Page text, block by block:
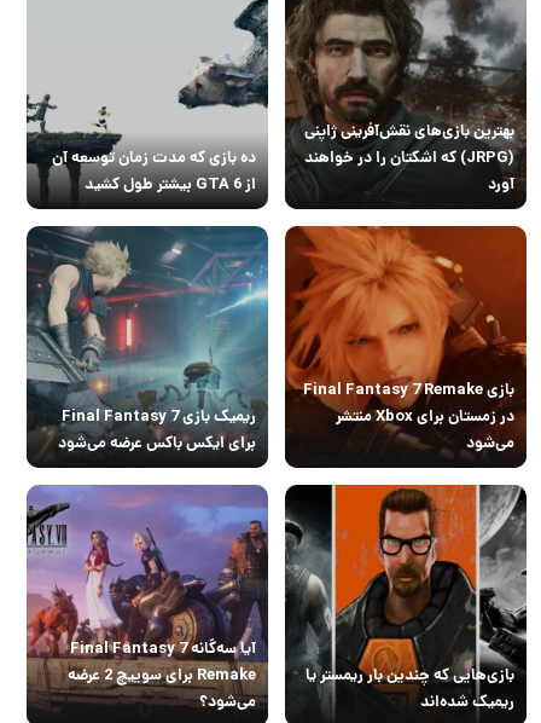
بهترین بازی‌های نقش‌آفرینی ژاپنی
(JRPG) که اشکتان را در خواهند
آورد
ده بازی که مدت زمان توسعه آن
از GTA 6 بیشتر طول کشید
بازی Final Fantasy 7 Remake
در زمستان برای Xbox منتشر
می‌شود
ریمیک بازی Final Fantasy 7
برای ایکس باکس عرضه می‌شود
بازی‌هایی که چندین بار ریمستر یا
ریمیک شده‌اند
آیا سه‌گانه Final Fantasy 7
Remake برای سوییچ 2 عرضه
می‌شود؟